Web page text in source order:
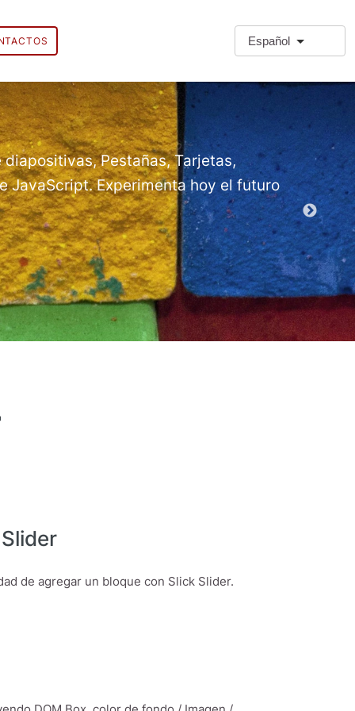
Español
Pestañas, Tarjetas,
JavaScript. Experimenta hoy el futuro
Extra
Módulos
de agregar un bloque con Slick Slider.